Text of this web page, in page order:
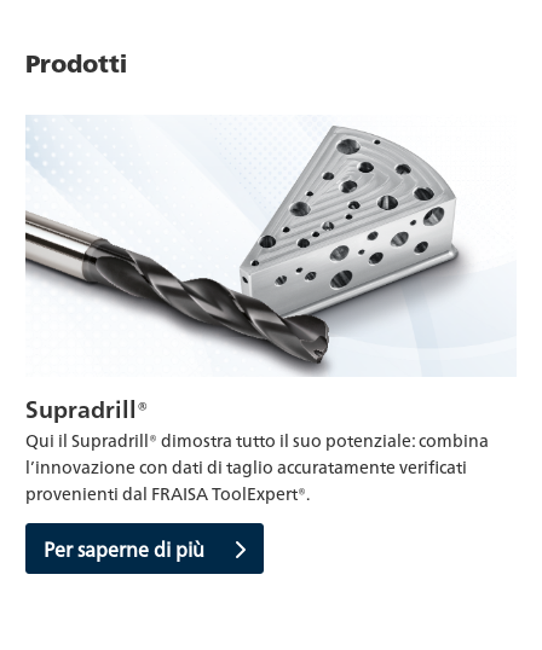
Prodotti
Supradrill®
Qui il Supradrill® dimostra tutto il suo potenziale: combina
l’innovazione con dati di taglio accuratamente verificati
provenienti dal FRAISA ToolExpert®.
Per saperne di più